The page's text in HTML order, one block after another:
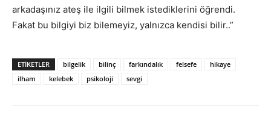
arkadaşınız ateş ile ilgili bilmek istediklerini öğrendi.
Fakat bu bilgiyi biz bilemeyiz, yalnızca kendisi bilir..”
ETIKETLER bilgelik bilinç farkındalık felsefe
hikaye
ilham
kelebek psikoloji sevgi